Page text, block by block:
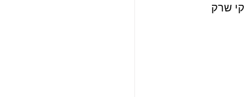
שרק